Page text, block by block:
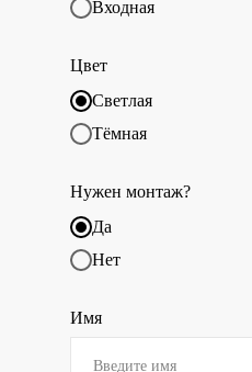
Входная
Цвет
Светлая
Тёмная
Нужен монтаж?
Да
Нет
Имя